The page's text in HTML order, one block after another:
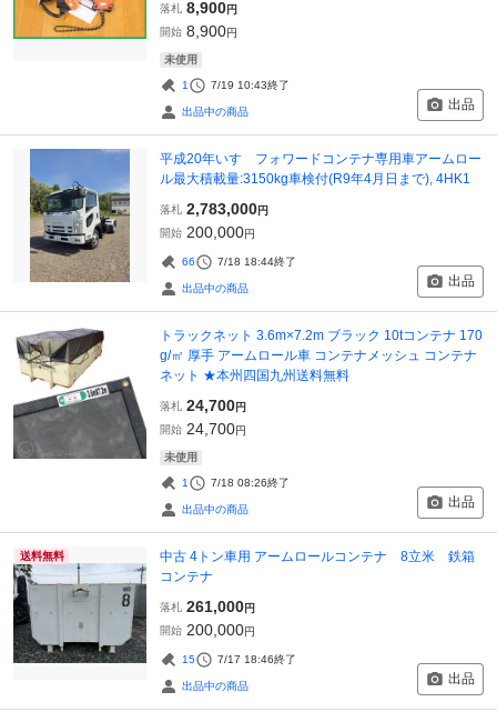
落札 8,900円
開始 8,900円
未使用
1 7/19 10:43終了
出品中の商品 出品
平成20年いすゞフォワードコンテナ専用車アームロー
ル最大積載量:3150kg車検付(R9年4月日まで), 4HK1
落札 2,783,000円
開始 200,000円
66 7/18 18:44終了
出品中の商品 出品
トラックネット 3.6m×7.2m ブラック 10tコンテナ 170
g/㎡ 厚手 アームロール車 コンテナメッシュ コンテナ
ネット ★本州四国九州送料無料
落札 24,700円
開始 24,700円
未使用
1 7/18 08:26終了
出品中の商品 出品
送料無料
中古 4トン車用 アームロールコンテナ 8立米 鉄箱
コンテナ
落札 261,000円
開始 200,000円
15 7/17 18:46終了
出品中の商品 出品